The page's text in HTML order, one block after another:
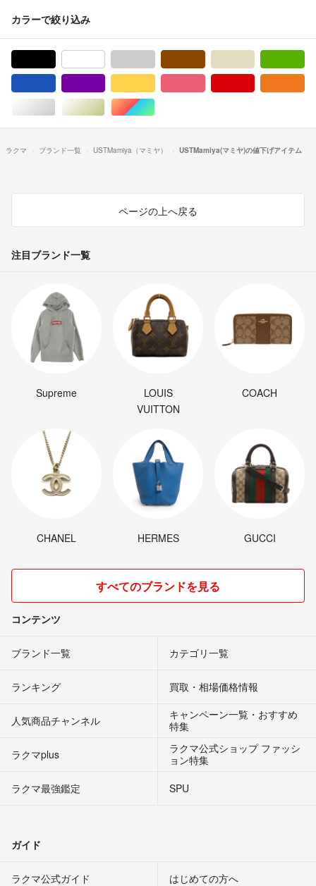
カラーで絞り込み
シルバー/銀色系ゴールド/金色系マルチカラー
ラクマ ブランド一覧 USTMamiya（マミヤ） USTMamiya(マミヤ)の値下げアイテム
ページの上へ戻る
注目ブランド一覧
Supreme
LOUIS
VUITTON
COACH
CHANEL HERMES GUCCI
すべてのブランドを見る
コンテンツ
ブランド一覧 カテゴリ一覧
ランキング 買取・相場価格情報
人気商品チャンネル
キャンペーン一覧・おすすめ
特集
ラクマplus
ラクマ公式ショップ ファッシ
ョン特集
ラクマ最強鑑定
SPU
ガイド
ラクマ公式ガイド はじめての方へ